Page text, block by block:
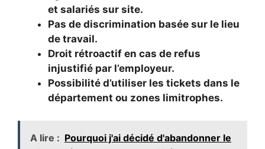
et salariés sur site.
Pas de discrimination basée sur le lieu
de travail.
Droit rétroactif en cas de refus
injustifié par l’employeur.
Possibilité d’utiliser les tickets dans le
département ou zones limitrophes.
A lire : Pourquoi j'ai décidé d'abandonner le